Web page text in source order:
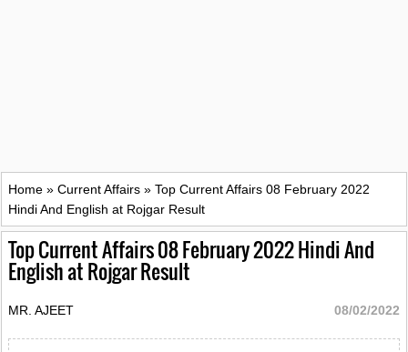
Home » Current Affairs » Top Current Affairs 08 February 2022
Hindi And English at Rojgar Result
Top Current Affairs 08 February 2022 Hindi And
English at Rojgar Result
MR. AJEET 08/02/2022